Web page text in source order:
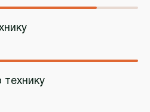
технику